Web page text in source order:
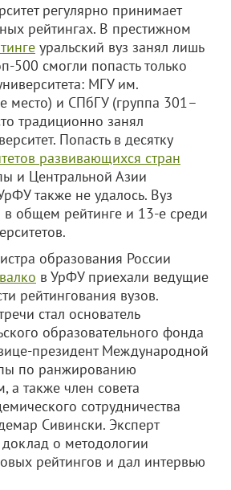
регулярно принимает
рейтингах. В престижном
уральский вуз занял лишь
500 смогли попасть только
МГУ им.
место) и СПбГУ (группа 301–
традиционно занял
Попасть в десятку
развивающихся стран
и Центральной Азии
также не удалось. Вуз
в общем рейтинге и 13-е среди
образования России
в УрФУ приехали ведущие
рейтингования вузов.
стал основатель
образовательного фонда
президент Международной
по ранжированию
а также член совета
сотрудничества
Сивински. Эксперт
о методологии
рейтингов и дал интервью